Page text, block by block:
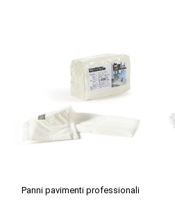
Panni pavimenti professionali